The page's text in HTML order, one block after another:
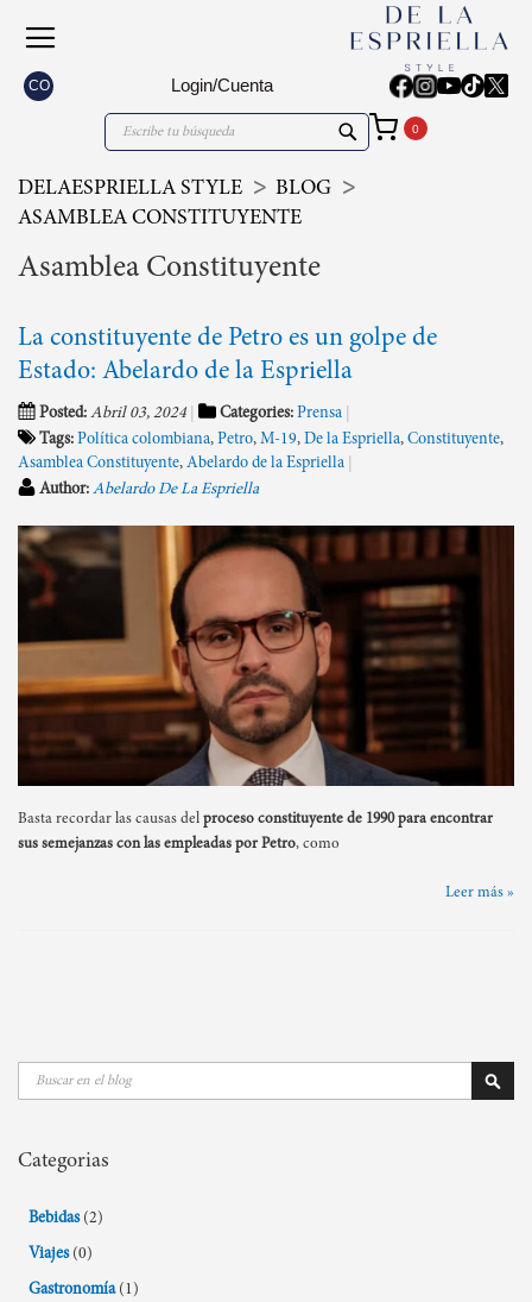
CO Login/Cuenta
Search
DELAESPRIELLA STYLE
BLOG
ASAMBLEA CONSTITUYENTE
Asamblea Constituyente
La constituyente de Petro es un golpe de
Estado: Abelardo de la Espriella
Posted: Abril 03, 2024 Categories: Prensa
Tags: Política colombiana, Petro, M-19, De la Espriella, Constituyente,
Asamblea Constituyente, Abelardo de la Espriella
Author: Abelardo De La Espriella
Basta recordar las causas del proceso constituyente de 1990 para encontrar
sus semejanzas con las empleadas por Petro, como
Leer más »
Buscar
Categorias
Bebidas (2)
Viajes (0)
Gastronomía (1)